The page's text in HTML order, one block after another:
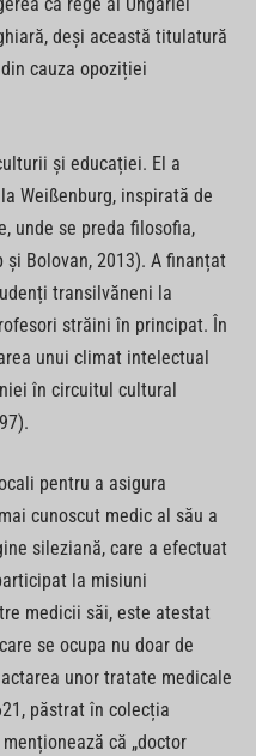
deși această titulatură
cauza opoziției
și educației. El a
Weißenburg, inspirată de
unde se preda filosofia,
Bolovan, 2013). A finanțat
transilvăneni la
străini în principat. În
unui climat intelectual
în circuitul cultural
pentru a asigura
cunoscut medic al său a
sileziană, care a efectuat
la misiuni
medicii săi, este atestat
se ocupa nu doar de
unor tratate medicale
păstrat în colecția
că „doctor